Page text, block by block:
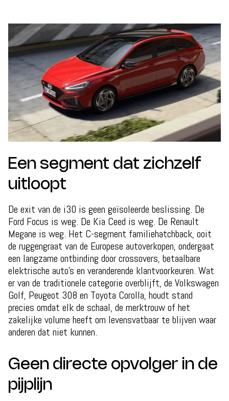
Een segment dat zichzelf
uitloopt
De exit van de i30 is geen geïsoleerde beslissing. De
Ford Focus is weg. De Kia Ceed is weg. De Renault
Megane is weg. Het C-segment familiehatchback, ooit
de ruggengraat van de Europese autoverkopen, ondergaat
een langzame ontbinding door crossovers, betaalbare
elektrische auto's en veranderende klantvoorkeuren. Wat
er van de traditionele categorie overblijft, de Volkswagen
Golf, Peugeot 308 en Toyota Corolla, houdt stand
precies omdat elk de schaal, de merktrouw of het
zakelijke volume heeft om levensvatbaar te blijven waar
anderen dat niet kunnen.
Geen directe opvolger in de
pijplijn